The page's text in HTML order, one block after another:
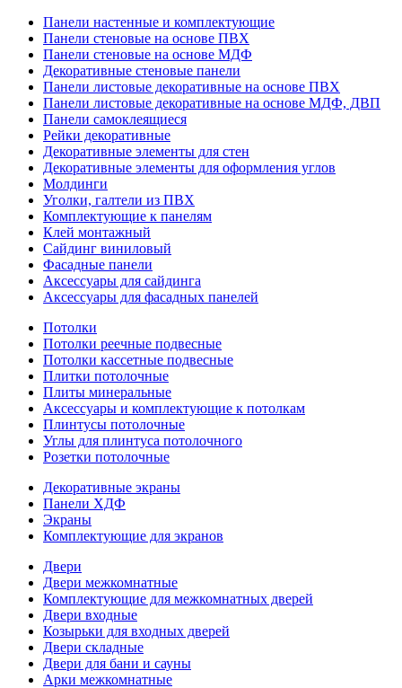
Панели настенные и комплектующие
Панели стеновые на основе ПВХ
Панели стеновые на основе МДФ
Декоративные стеновые панели
Панели листовые декоративные на основе ПВХ
Панели листовые декоративные на основе МДФ, ДВП
Панели самоклеящиеся
Рейки декоративные
Декоративные элементы для стен
Декоративные элементы для оформления углов
Молдинги
Уголки, галтели из ПВХ
Комплектующие к панелям
Клей монтажный
Сайдинг виниловый
Фасадные панели
Аксессуары для сайдинга
Аксессуары для фасадных панелей
Потолки
Потолки реечные подвесные
Потолки кассетные подвесные
Плитки потолочные
Плиты минеральные
Аксессуары и комплектующие к потолкам
Плинтусы потолочные
Углы для плинтуса потолочного
Розетки потолочные
Декоративные экраны
Панели ХДФ
Экраны
Комплектующие для экранов
Двери
Двери межкомнатные
Комплектующие для межкомнатных дверей
Двери входные
Козырьки для входных дверей
Двери складные
Двери для бани и сауны
Арки межкомнатные